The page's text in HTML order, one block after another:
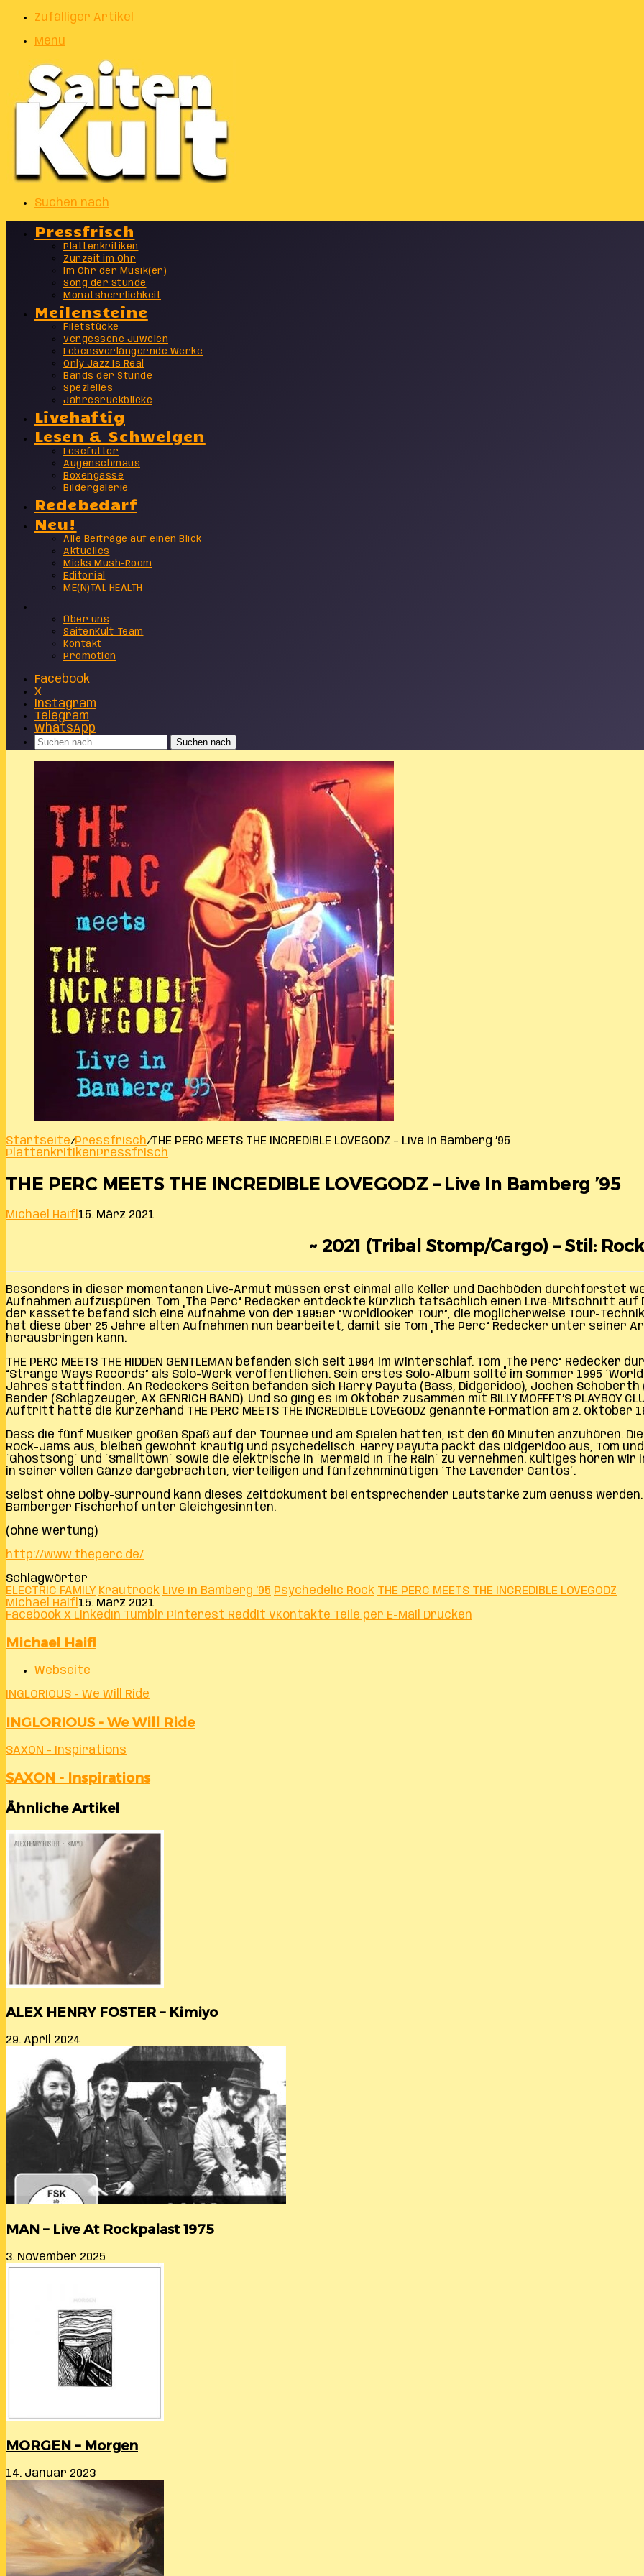
Zufälliger Artikel
Menu
Suchen nach
Pressfrisch
Plattenkritiken
Zurzeit im Ohr
Im Ohr der Musik(er)
Song der Stunde
Monatsherrlichkeit
Meilensteine
Filetstücke
Vergessene Juwelen
Lebensverlängernde Werke
Only Jazz Is Real
Bands der Stunde
Spezielles
Jahresrückblicke
Livehaftig
Lesen & Schwelgen
Lesefutter
Augenschmaus
Boxengasse
Bildergalerie
Redebedarf
Neu!
Alle Beiträge auf einen Blick
Aktuelles
Micks Mush-Room
Editorial
ME(N)TAL HEALTH
Über uns
SaitenKult-Team
Kontakt
Promotion
Facebook
X
Instagram
Telegram
WhatsApp
Suchen nach
Startseite/Pressfrisch/THE PERC MEETS THE INCREDIBLE LOVEGODZ – Live In Bamberg ’95
PlattenkritikenPressfrisch
THE PERC MEETS THE INCREDIBLE LOVEGODZ – Live In Bamberg ’95
Michael Haifl 15. März 2021
~ 2021 (Tribal Stomp/Cargo) – Stil:
Besonders in dieser momentanen Live-Armut müssen erst einmal alle Keller und Dachböden durchforstet
Aufnahmen aufzuspüren. Tom „The Perc“ Redecker entdeckte kürzlich tatsächlich einen Live-Mitschnitt auf
der Kassette befand sich eine Aufnahme von der 1995er “Worldlooker Tour”, die möglicherweise Tour-
hat diese über 25 Jahre alten Aufnahmen nun bearbeitet, damit sie Tom „The Perc“ Redecker unter seiner
herausbringen kann.
THE PERC MEETS THE HIDDEN GENTLEMAN befanden sich seit 1994 im Winterschlaf. Tom „The Perc“
“Strange Ways Records” als Solo-Werk veröffentlichen. Sein erstes Solo-Album sollte im Sommer 1995
Jahres stattfinden. An Redeckers Seiten befanden sich Harry Payuta (Bass, Didgeridoo), Jochen Schoberth
Bender (Schlagzeuger, AX GENRICH BAND). Und so ging es im Oktober zusammen mit BILLY MOFFET’S
Auftritt hatte die kurzerhand THE PERC MEETS THE INCREDIBLE LOVEGODZ genannte Formation am 2. Oktober
Dass die fünf Musiker großen Spaß auf der Tournee und am Spielen hatten, ist den 60 Minuten anzuhören.
Rock-Jams aus, bleiben gewohnt krautig und psychedelisch. Harry Payuta packt das Didgeridoo aus, Tom
´Ghostsong´ und ´Smalltown´ sowie die elektrische in ´Mermaid In The Rain´ zu vernehmen. Kultiges hören
in seiner vollen Gänze dargebrachten, vierteiligen und fünfzehnminütigen ´The Lavender Cantos´.
Selbst ohne Dolby-Surround kann dieses Zeitdokument bei entsprechender Lautstärke zum Genuss
Bamberger Fischerhof unter Gleichgesinnten.
(ohne Wertung)
http://www.theperc.de/
Schlagwörter
ELECTRIC FAMILY Krautrock Live in Bamberg '95 Psychedelic Rock THE PERC MEETS THE INCREDIBLE LOVEGODZ
Michael Haifl 15. März 2021
Facebook X LinkedIn Tumblr Pinterest Reddit VKontakte Teile per E-Mail Drucken
Michael Haifl
Webseite
INGLORIOUS - We Will Ride
INGLORIOUS - We Will Ride
SAXON - Inspirations
SAXON - Inspirations
Ähnliche Artikel
ALEX HENRY FOSTER – Kimiyo
29. April 2024
MAN – Live At Rockpalast 1975
3. November 2025
MORGEN – Morgen
14. Januar 2023